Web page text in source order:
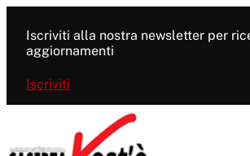
contenuto
Iscriviti alla nostra newsletter per
aggiornamenti
Iscriviti